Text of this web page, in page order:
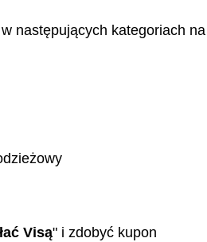
następujących kategoriach na
Visą" i zdobyć kupon